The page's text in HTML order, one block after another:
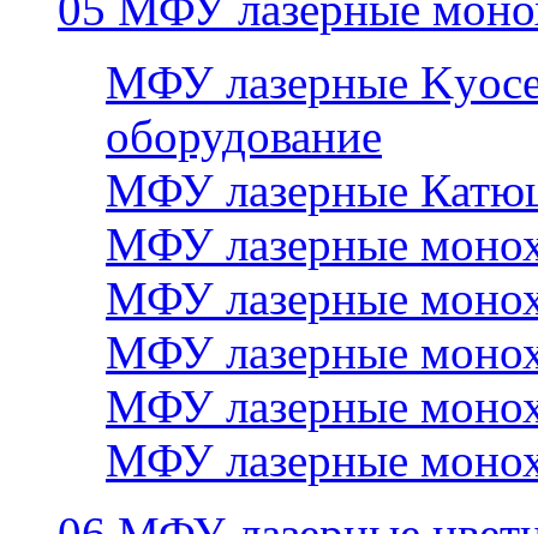
МФУ лазерные
оборудование
МФУ лазерные
МФУ лазерные
МФУ лазерные
МФУ лазерные
МФУ лазерные
МФУ лазерные